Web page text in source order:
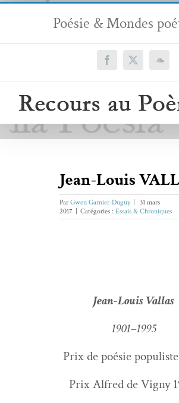
Passer
contenu
Poésie & Mondes
Facebook
X
Jean-Louis
ParGwen Garnier-Duguy
31 mars
2017
Catégories : Essais & Chroniques
Jean-Louis Val­las
1901–1995
Prix de poésie
Prix Alfred de Vigny